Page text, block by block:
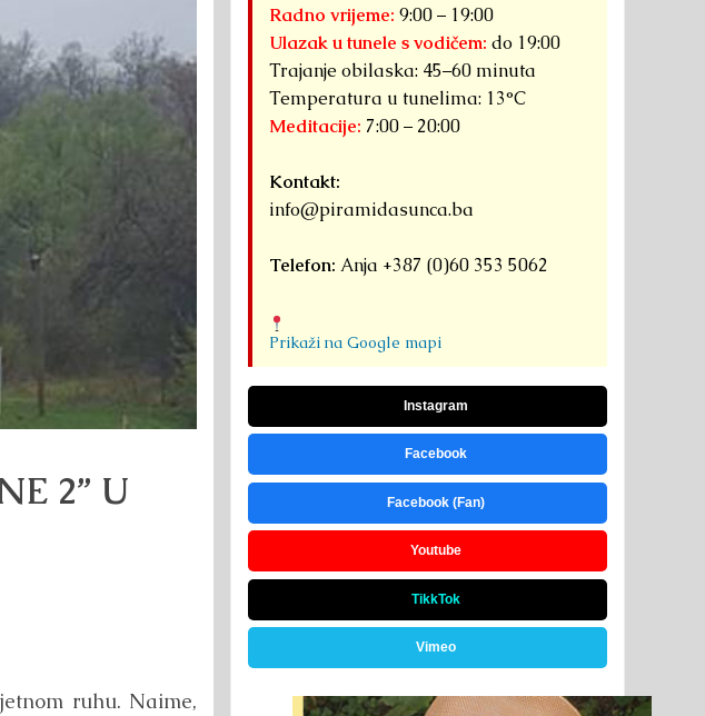
2” U
ruhu. Naime,
Radno vrijeme: 9:00 – 19:00
Ulazak u tunele s vodičem: do 19:00
Trajanje obilaska: 45–60 minuta
Temperatura u tunelima: 13°C
Meditacije: 7:00 – 20:00
Kontakt:
info@piramidasunca.ba
Telefon: Anja +387 (0)60 353 5062
Prikaži na Google mapi
Instagram
Facebook
Facebook (Fan)
Youtube
TikkTok
Vimeo